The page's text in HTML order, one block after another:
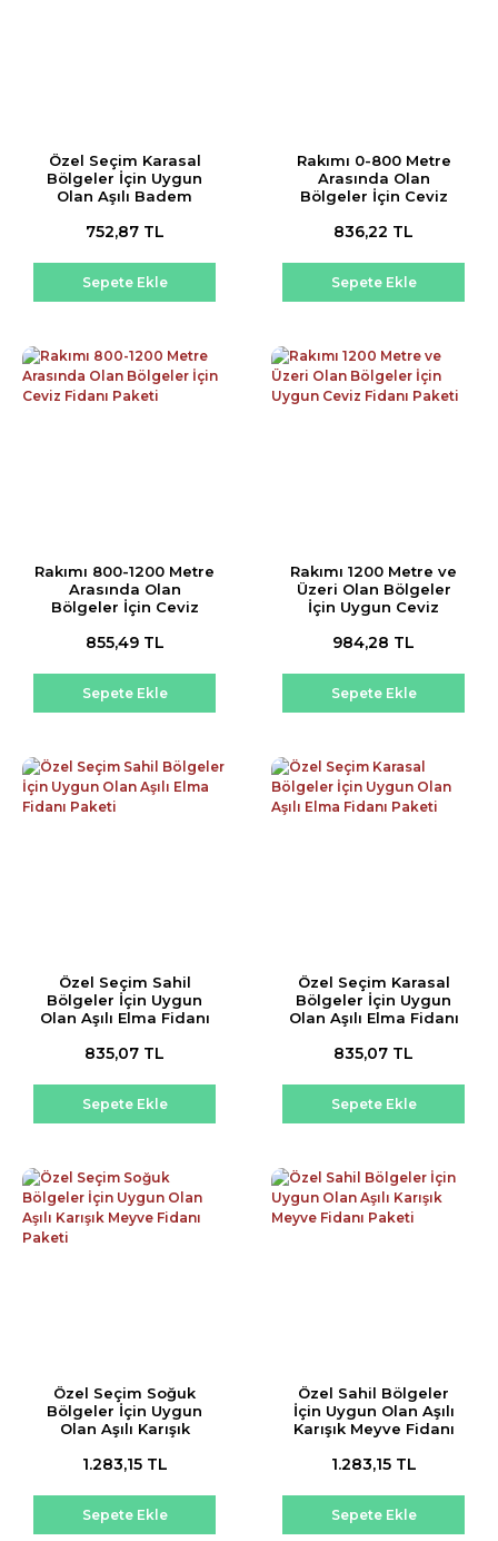
Özel Seçim Karasal
Bölgeler İçin Uygun
Olan Aşılı Badem
752,87 TL
Sepete Ekle
Rakımı 0-800 Metre
Arasında Olan
Bölgeler İçin Ceviz
836,22 TL
Sepete Ekle
Rakımı 800-1200 Metre
Arasında Olan
Bölgeler İçin Ceviz
855,49 TL
Sepete Ekle
Rakımı 1200 Metre ve
Üzeri Olan Bölgeler
İçin Uygun Ceviz
984,28 TL
Sepete Ekle
Özel Seçim Sahil
Bölgeler İçin Uygun
Olan Aşılı Elma Fidanı
835,07 TL
Sepete Ekle
Özel Seçim Karasal
Bölgeler İçin Uygun
Olan Aşılı Elma Fidanı
835,07 TL
Sepete Ekle
Özel Seçim Soğuk
Bölgeler İçin Uygun
Olan Aşılı Karışık
1.283,15 TL
Sepete Ekle
Özel Sahil Bölgeler
İçin Uygun Olan Aşılı
Karışık Meyve Fidanı
1.283,15 TL
Sepete Ekle